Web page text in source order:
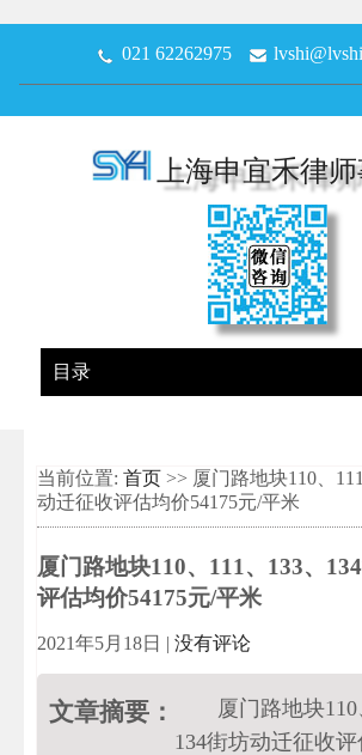
021 62262975
上海申宜禾律
目录
当前位置: 首页 >> 厦门路地块110、
动迁征收评估均价54175元/平米
厦门路地块110、111、133、
评估均价54175元/平米
2021年5月18日 | 没有评论
文章摘要：
厦门路地块110
134街坊动迁征收